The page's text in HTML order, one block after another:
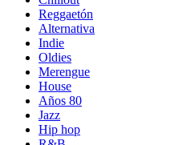
Reggaetón
Alternativa
Indie
Oldies
Merengue
House
Años 80
Jazz
Hip hop